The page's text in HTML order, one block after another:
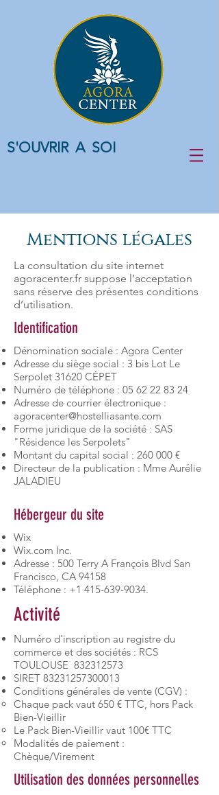
S'OUVRIR A SOI
Mentions légales
La consultation du site internet
agoracenter.fr suppose l’acceptation
sans réserve des présentes conditions
d’utilisation.
Identification
Dénomination sociale : Agora Center
Adresse du siège social : 3 bis Lot Le
Serpolet 31620 CÉPET
Numéro de téléphone : 05 62 22 83 24
Adresse de courrier électronique :
agoracenter@hostelliasante.com
Forme juridique de la société : SAS
"Résidence les Serpolets"
Montant du capital social : 260 000 €
Directeur de la publication : Mme Aurélie
JALADIEU
Hébergeur du site
Wix
Wix.com Inc.
Adresse : 500 Terry A François Blvd San
Francisco, CA 94158
Téléphone : +1 415-639-9034.
Activité
Numéro d'inscription au registre du
commerce et des sociétés : RCS
TOULOUSE 832312573
SIRET 83231257300013
Conditions générales de vente (CGV) :
Chaque pack vaut 650 € TTC, hors Pack
Bien-Vieillir
Le Pack Bien-Vieillir vaut 100€ TTC
Modalités de paiement :
Chèque/Virement
Utilisation des données personnelles